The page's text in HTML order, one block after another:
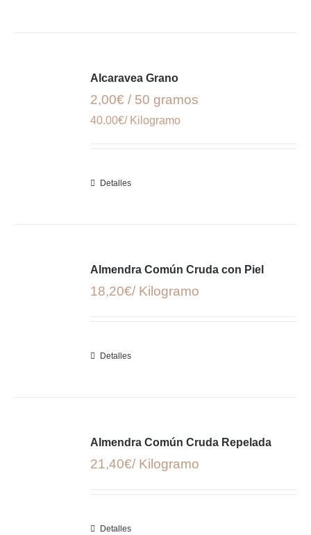
Alcaravea Grano
2,00€ / 50 gramos
40.00€/ Kilogramo
Detalles
Almendra Común Cruda con Piel
18,20€/ Kilogramo
Detalles
Almendra Común Cruda Repelada
21,40€/ Kilogramo
Detalles